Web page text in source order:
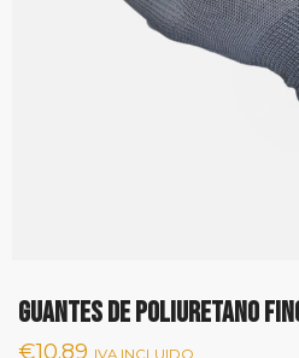
GUANTES DE POLIURETANO
€10.89 IVA INCLUIDO